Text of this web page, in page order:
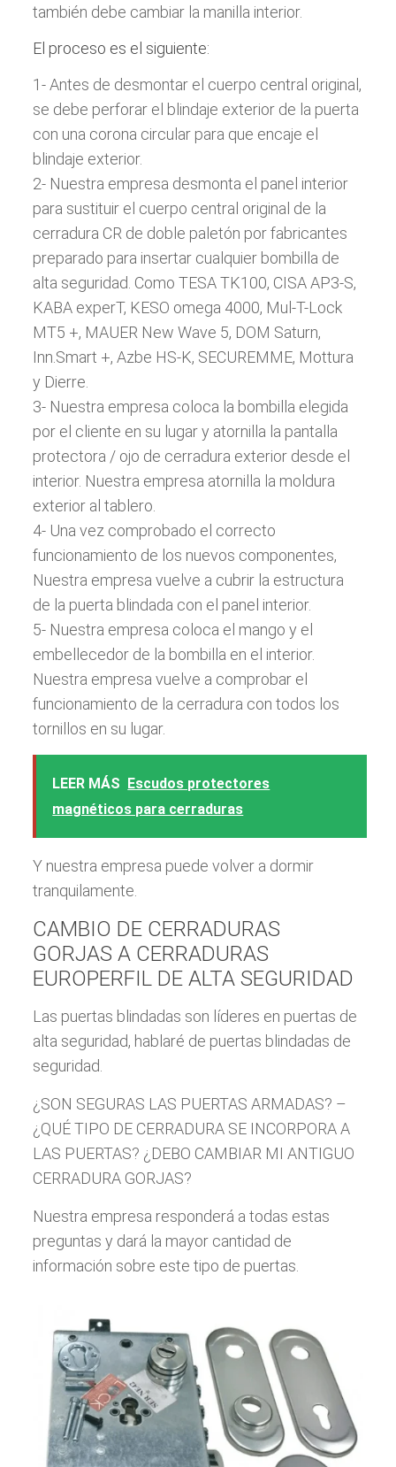
también debe cambiar la manilla interior.
El proceso es el siguiente:
1- Antes de desmontar el cuerpo central original,
se debe perforar el blindaje exterior de la puerta
con una corona circular para que encaje el
blindaje exterior.
2- Nuestra empresa desmonta el panel interior
para sustituir el cuerpo central original de la
cerradura CR de doble paletón por fabricantes
preparado para insertar cualquier bombilla de
alta seguridad. Como TESA TK100, CISA AP3-S,
KABA experT, KESO omega 4000, Mul-T-Lock
MT5 +, MAUER New Wave 5, DOM Saturn,
Inn.Smart +, Azbe HS-K, SECUREMME, Mottura
y Dierre.
3- Nuestra empresa coloca la bombilla elegida
por el cliente en su lugar y atornilla la pantalla
protectora / ojo de cerradura exterior desde el
interior. Nuestra empresa atornilla la moldura
exterior al tablero.
4- Una vez comprobado el correcto
funcionamiento de los nuevos componentes,
Nuestra empresa vuelve a cubrir la estructura
de la puerta blindada con el panel interior.
5- Nuestra empresa coloca el mango y el
embellecedor de la bombilla en el interior.
Nuestra empresa vuelve a comprobar el
funcionamiento de la cerradura con todos los
tornillos en su lugar.
LEER MÁS Escudos protectores
magnéticos para cerraduras
Y nuestra empresa puede volver a dormir
tranquilamente.
CAMBIO DE CERRADURAS
GORJAS A CERRADURAS
EUROPERFIL DE ALTA SEGURIDAD
Las puertas blindadas son líderes en puertas de
alta seguridad, hablaré de puertas blindadas de
seguridad.
¿SON SEGURAS LAS PUERTAS ARMADAS? –
¿QUÉ TIPO DE CERRADURA SE INCORPORA A
LAS PUERTAS? ¿DEBO CAMBIAR MI ANTIGUO
CERRADURA GORJAS?
Nuestra empresa responderá a todas estas
preguntas y dará la mayor cantidad de
información sobre este tipo de puertas.